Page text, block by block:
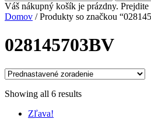
Váš nákupný košík je prázdny. Prejdite
Domov / Produkty so značkou
028145703BV
Showing all 6 results
Zľava!